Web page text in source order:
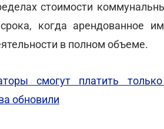
стоимости
когда арендованное
в полном объеме.
смогут платить
обновили